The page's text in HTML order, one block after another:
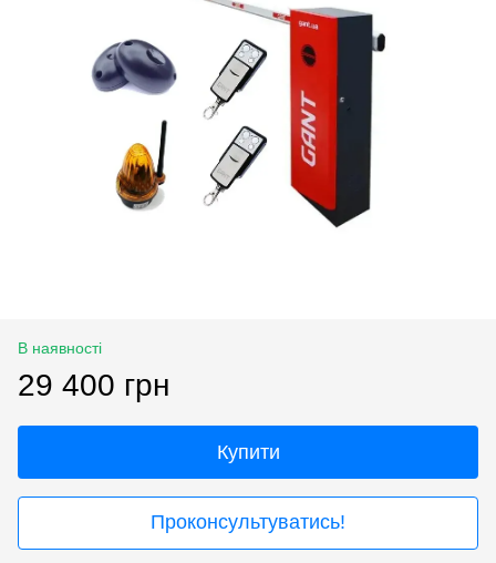
В наявності
29 400 грн
Купити
Проконсультуватись!